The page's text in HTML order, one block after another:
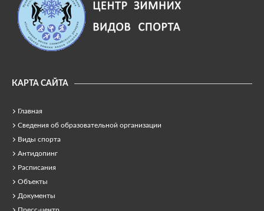
КАРТА САЙТА
Главная
Сведения об образовательной организации
Виды спорта
Антидопинг
Расписания
Объекты
Документы